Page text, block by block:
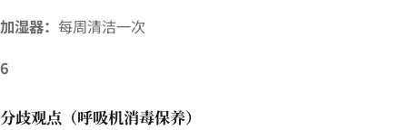
加湿器： 每周清洁一次
6
分歧观点 （呼吸机消毒保养）